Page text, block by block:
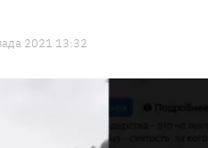
2021 13:32